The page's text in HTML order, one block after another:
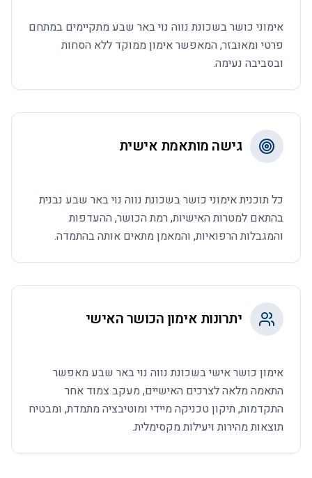
אימוני כושר בשכונת נווה נוי באר שבע מתקיימים במתחם
פרטי ומאובזר, המאפשר אימון ממוקד ללא הסחות
ובסביבה נעימה.
גישה מותאמת אישית
כל תוכנית אימוני כושר בשכונת נווה נוי באר שבע נבנית
בהתאם למטרות האישיות, רמת הכושר, ההעדפות
והמגבלות הרפואיות, והמאמן מתאים אותה בהתמדה.
יתרונות אימון הכושר האישי
אימון כושר אישי בשכונת נווה נוי באר שבע מאפשר
התאמה מלאה לצרכים האישיים, מעקב צמוד אחר
התקדמות, תיקון טכניקה מיידי ומוטיבציה מתמדת, ומבטיח
תוצאות מהירות ויעילות מקסימלית.